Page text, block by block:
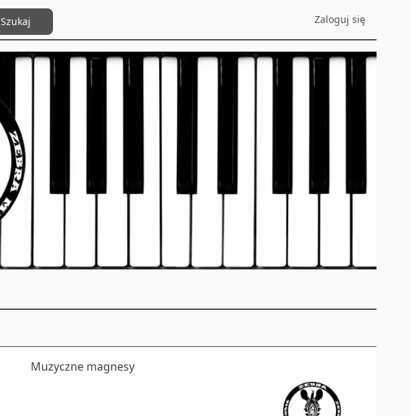
Zaloguj się
Szukaj
Muzyczne magnesy